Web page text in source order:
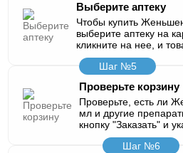
Выберите аптеку
Чтобы купить
выберите аптеку на
кликните на нее, и
Шаг №5
Проверьте корзину
Проверьте, есть ли
мл и другие
кнопку "Заказать" и
Шаг №6